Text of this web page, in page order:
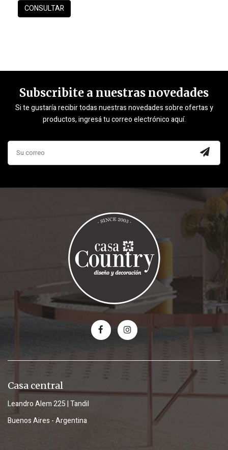
Subscribite a nuestras novedades
Si te gustaría recibir todas nuestras novedades sobre ofertas y
productos, ingresá tu correo electrónico aquí.
Casa central
Leandro Alem 225 | Tandil
Buenos Aires - Argentina